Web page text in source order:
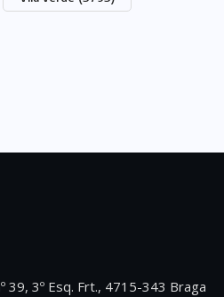
39, 3º Esq. Frt., 4715-343 Braga